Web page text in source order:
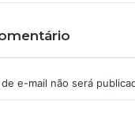
e-mail não será